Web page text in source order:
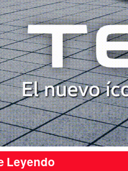
Leyendo